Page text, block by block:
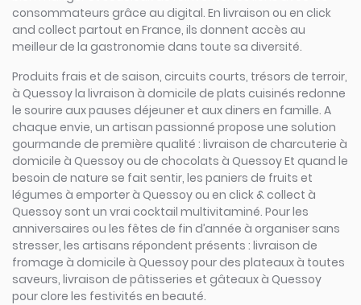
consommateurs grâce au digital. En livraison ou en click
and collect partout en France, ils donnent accès au
meilleur de la gastronomie dans toute sa diversité.
Produits frais et de saison, circuits courts, trésors de terroir,
à Quessoy la livraison à domicile de plats cuisinés redonne
le sourire aux pauses déjeuner et aux diners en famille. A
chaque envie, un artisan passionné propose une solution
gourmande de première qualité : livraison de charcuterie à
domicile à Quessoy ou de chocolats à Quessoy Et quand le
besoin de nature se fait sentir, les paniers de fruits et
légumes à emporter à Quessoy ou en click & collect à
Quessoy sont un vrai cocktail multivitaminé. Pour les
anniversaires ou les fêtes de fin d’année à organiser sans
stresser, les artisans répondent présents : livraison de
fromage à domicile à Quessoy pour des plateaux à toutes
saveurs, livraison de pâtisseries et gâteaux à Quessoy
pour clore les festivités en beauté.